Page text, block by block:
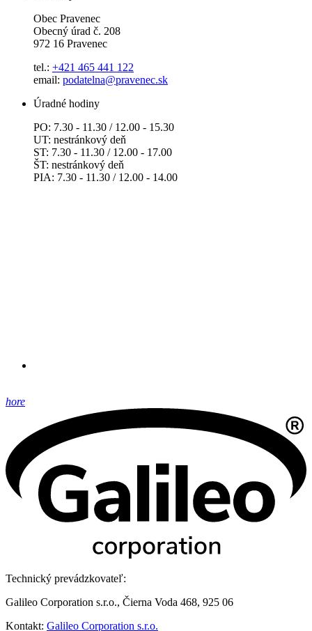
Obec Pravenec
Obecný úrad č. 208
972 16 Pravenec
tel.: +421 465 441 122
email: podatelna@pravenec.sk
Úradné hodiny
PO: 7.30 - 11.30 / 12.00 - 15.30
UT: nestránkový deň
ST: 7.30 - 11.30 / 12.00 - 17.00
ŠT: nestránkový deň
PIA: 7.30 - 11.30 / 12.00 - 14.00
hore
Technický prevádzkovateľ:
Galileo Corporation s.r.o., Čierna Voda 468, 925 06
Kontakt: Galileo Corporation s.r.o.